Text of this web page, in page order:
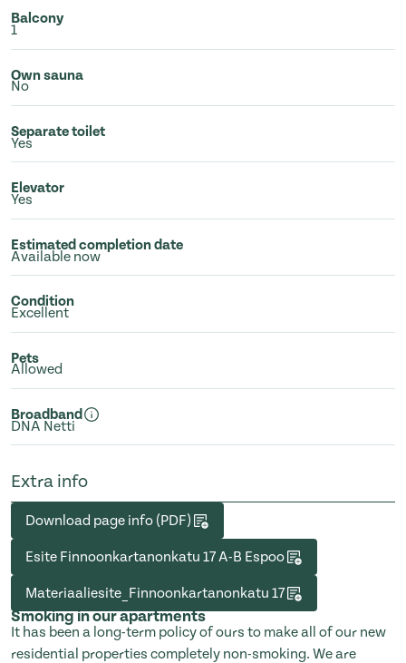
Balcony
1
Own sauna
No
Separate toilet
Yes
Elevator
Yes
Estimated completion date
Available now
Condition
Excellent
Pets
Allowed
Broadband
DNA Netti
Extra info
Download page info (PDF)
Esite Finnoonkartanonkatu 17 A-B Espoo
Materiaaliesite_Finnoonkartanonkatu 17
Smoking in our apartments
It has been a long-term policy of ours to make all of our new
residential properties completely non-smoking. We are